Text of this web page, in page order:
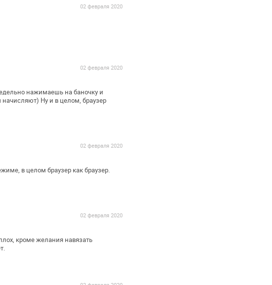
02 февраля 2020
02 февраля 2020
нажимаешь на баночку и
начисляют) Ну и в целом, браузер
02 февраля 2020
в целом браузер как браузер.
02 февраля 2020
кроме желания навязать